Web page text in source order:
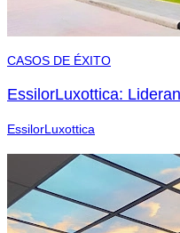
CASOS DE ÉXITO
EssilorLuxottica:
EssilorLuxottica